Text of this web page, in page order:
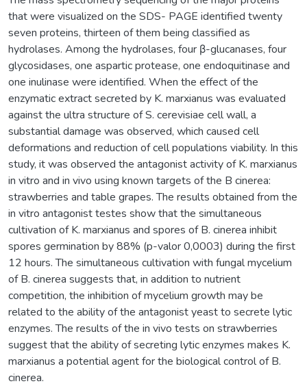
that were visualized on the SDS- PAGE identified twenty
seven proteins, thirteen of them being classified as
hydrolases. Among the hydrolases, four β-glucanases, four
glycosidases, one aspartic protease, one endoquitinase and
one inulinase were identified. When the effect of the
enzymatic extract secreted by K. marxianus was evaluated
against the ultra structure of S. cerevisiae cell wall, a
substantial damage was observed, which caused cell
deformations and reduction of cell populations viability. In this
study, it was observed the antagonist activity of K. marxianus
in vitro and in vivo using known targets of the B cinerea:
strawberries and table grapes. The results obtained from the
in vitro antagonist testes show that the simultaneous
cultivation of K. marxianus and spores of B. cinerea inhibit
spores germination by 88% (p-valor 0,0003) during the first
12 hours. The simultaneous cultivation with fungal mycelium
of B. cinerea suggests that, in addition to nutrient
competition, the inhibition of mycelium growth may be
related to the ability of the antagonist yeast to secrete lytic
enzymes. The results of the in vivo tests on strawberries
suggest that the ability of secreting lytic enzymes makes K.
marxianus a potential agent for the biological control of B.
cinerea.